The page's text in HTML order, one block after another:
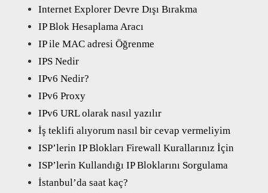
Internet Explorer Devre Dışı Bırakma
IP Blok Hesaplama Aracı
IP ile MAC adresi Öğrenme
IPS Nedir
IPv6 Nedir?
IPv6 Proxy
IPv6 URL olarak nasıl yazılır
İş teklifi alıyorum nasıl bir cevap vermeliyim
ISP’lerin IP Blokları Firewall Kurallarınız İçin
ISP’lerin Kullandığı IP Bloklarını Sorgulama
İstanbul’da saat kaç?